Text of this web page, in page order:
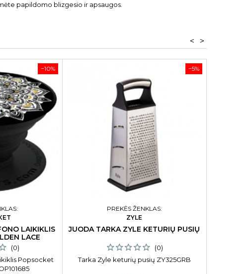
papildomo blizgesio ir apsaugos.
>
<
−10%
LAIKIKLIS
LACE
(0)
Popsocket
−5%
PREKĖS ŽENKLAS:
ZYLE
JUODA TARKA ZYLE KETURIŲ PUSIŲ
(0)
Tarka Zyle keturių pusių ZY325GRB